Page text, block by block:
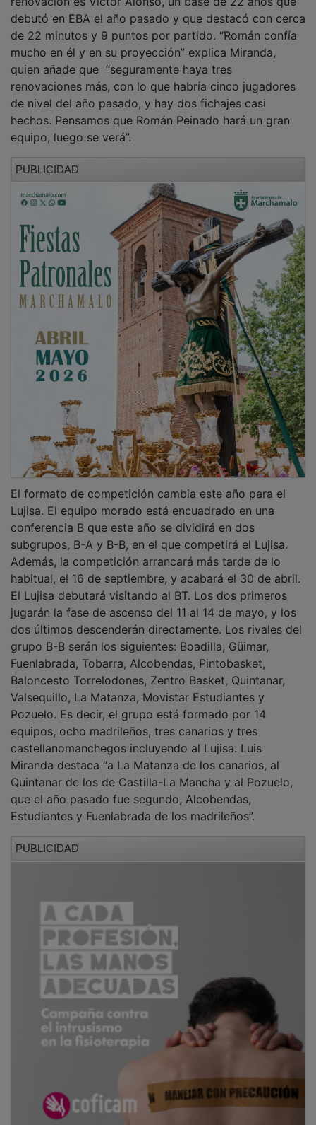
debutó en EBA el año pasado y que destacó con cerca
de 22 minutos y 9 puntos por partido. “Román confía
mucho en él y en su proyección” explica Miranda,
quien añade que “seguramente haya tres
renovaciones más, con lo que habría cinco jugadores
de nivel del año pasado, y hay dos fichajes casi
hechos. Pensamos que Román Peinado hará un gran
equipo, luego se verá”.
PUBLICIDAD
El formato de competición cambia este año para el
Lujisa. El equipo morado está encuadrado en una
conferencia B que este año se dividirá en dos
subgrupos, B-A y B-B, en el que competirá el Lujisa.
Además, la competición arrancará más tarde de lo
habitual, el 16 de septiembre, y acabará el 30 de abril.
El Lujisa debutará visitando al BT. Los dos primeros
jugarán la fase de ascenso del 11 al 14 de mayo, y los
dos últimos descenderán directamente. Los rivales del
grupo B-B serán los siguientes: Boadilla, Güimar,
Fuenlabrada, Tobarra, Alcobendas, Pintobasket,
Baloncesto Torrelodones, Zentro Basket, Quintanar,
Valsequillo, La Matanza, Movistar Estudiantes y
Pozuelo. Es decir, el grupo está formado por 14
equipos, ocho madrileños, tres canarios y tres
castellanomanchegos incluyendo al Lujisa. Luis
Miranda destaca “a La Matanza de los canarios, al
Quintanar de los de Castilla-La Mancha y al Pozuelo,
que el año pasado fue segundo, Alcobendas,
Estudiantes y Fuenlabrada de los madrileños”.
PUBLICIDAD